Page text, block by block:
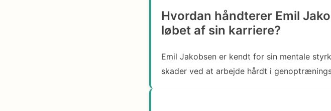
Hvordan håndterer Emil
løbet af sin karriere?
Emil Jakobsen er kendt for sin mentale
skader ved at arbejde hårdt i